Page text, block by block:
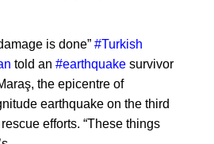
is done” #Turkish
told an #earthquake survivor
the epicentre of
earthquake on the third
efforts. “These things